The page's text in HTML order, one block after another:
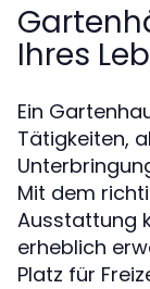
Ihres
Ein
Tätigkeiten,
Mit dem
Ausstattung
erheblich
Platz für